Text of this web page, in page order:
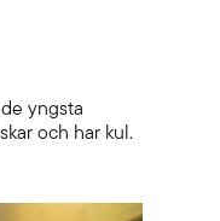
yngsta
och har kul.